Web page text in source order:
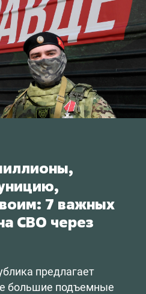
7 важных
СВО через
предлагает
большие подъемные